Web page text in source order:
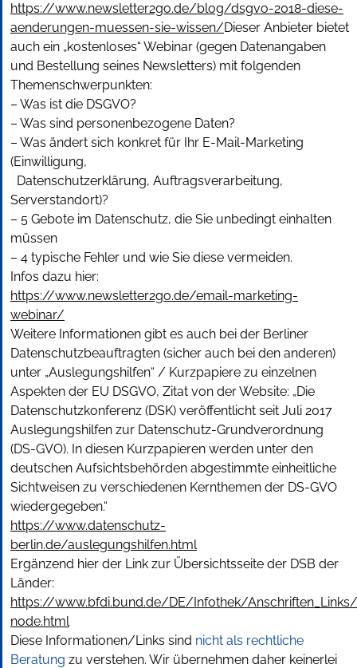
https://www.newsletter2go.de/blog/dsgvo-2018-diese-
aenderungen-muessen-sie-wissen/Dieser Anbieter bietet
auch ein „kostenloses“ Webinar (gegen Datenangaben
und Bestellung seines Newsletters) mit folgenden
Themenschwerpunkten:
– Was ist die DSGVO?
– Was sind personenbezogene Daten?
– Was ändert sich konkret für Ihr E-Mail-Marketing
(Einwilligung,
Datenschutzerklärung, Auftragsverarbeitung,
Serverstandort)?
– 5 Gebote im Datenschutz, die Sie unbedingt einhalten
müssen
– 4 typische Fehler und wie Sie diese vermeiden.
Infos dazu hier:
https://www.newsletter2go.de/email-marketing-
webinar/
Weitere Informationen gibt es auch bei der Berliner
Datenschutzbeauftragten (sicher auch bei den anderen)
unter „Auslegungshilfen“ / Kurzpapiere zu einzelnen
Aspekten der EU DSGVO, Zitat von der Website: „Die
Datenschutzkonferenz (DSK) veröffentlicht seit Juli 2017
Auslegungshilfen zur Datenschutz-Grundverordnung
(DS-GVO). In diesen Kurzpapieren werden unter den
deutschen Aufsichtsbehörden abgestimmte einheitliche
Sichtweisen zu verschiedenen Kernthemen der DS-GVO
wiedergegeben.“
https://www.datenschutz-
berlin.de/auslegungshilfen.html
Ergänzend hier der Link zur Übersichtsseite der DSB der
Länder:
https://www.bfdi.bund.de/DE/Infothek/
node.html
Diese Informationen/Links sind nicht als rechtliche
Beratung zu verstehen. Wir übernehmen daher keinerlei